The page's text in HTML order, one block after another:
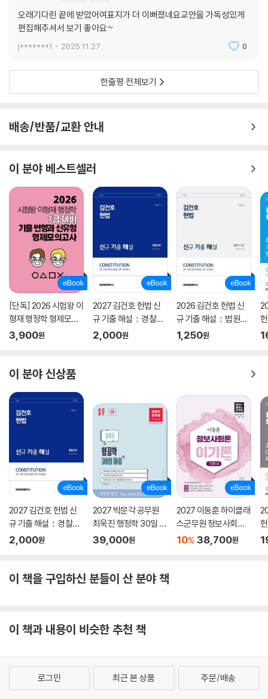
오래기다린 끝에 받았어여표지가 더 이뻐졌네요교안을 가독성있게
편집해주셔서 보기 좋아요~
j*******1 2025.11.27. 0
한줄평 전체보기
배송/반품/교환 안내
이 분야 베스트셀러
[단독] 2026 시험왕 이
형재 행정학 형제모의
고사
3,900원
2027 김건호 헌법 신
규 기출 해설：경찰간
부
2,000원
2026 김건호 헌법 신
규 기출 해설：법원직
9급
1,250원
이 분야 신상품
2027 김건호 헌법 신
규 기출 해설：경찰간
부
2,000원
2027 박문각 공무원
최욱진 행정학 30일 완
성 기본서
39,000원
2027 이동훈 하이클래
스군무원 정보사회론
이기론 기본서
10% 38,700원
이 책을 구입하신 분들이 산 분야 책
이 책과 내용이 비슷한 추천 책
로그인 최근 본 상품 주문/배송